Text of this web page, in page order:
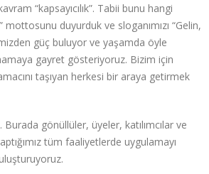
“kapsayıcılık”. Tabii bunu hangi
duyurduk ve sloganımızı “Gelin,
güç buluyor ve yaşamda öyle
gayret gösteriyoruz. Bizim için
taşıyan herkesi bir araya getirmek
gönüllüler, üyeler, katılımcılar ve
tüm faaliyetlerde uygulamayı